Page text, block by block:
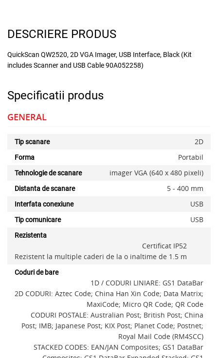
DESCRIERE PRODUS
QuickScan QW2520, 2D VGA Imager, USB Interface, Black (Kit
includes Scanner and USB Cable 90A052258)
Specificatii produs
GENERAL
Tip scanare 2D
Forma Portabil
Tehnologie de scanare imager VGA (640 x 480 pixeli)
Distanta de scanare 5 - 400 mm
Interfata conexiune USB
Tip comunicare USB
Rezistenta
Certificat IP52
Rezistent la multiple caderi de la o inaltime de 1.5 m
Coduri de bare
1D / CODURI LINIARE: GS1 DataBar
2D CODURI: Aztec Code; China Han Xin Code; Data Matrix;
MaxiCode; Micro QR Code; QR Code
CODURI POSTALE: Australian Post; British Post; China
Post; IMB; Japanese Post; KIX Post; Planet Code; Postnet;
Royal Mail Code (RM4SCC)
STACKED CODES: EAN/JAN Composites; GS1 DataBar
x